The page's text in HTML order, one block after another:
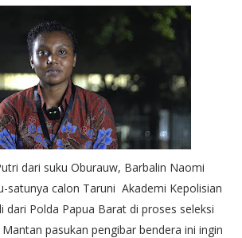
dari suku Oburauw, Barbalin Naomi
satunya calon Taruni Akademi Kepolisian
dari Polda Papua Barat di proses seleksi
pasukan pengibar bendera ini ingin